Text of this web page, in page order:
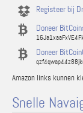
Registeer bij
Doneer
Doneer
Amazon links kunnen
Snelle